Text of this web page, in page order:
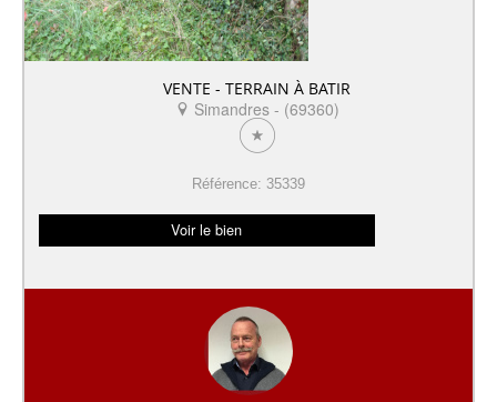
VENTE - TERRAIN À BATIR
Simandres - (69360)
Référence: 35339
Voir le bien